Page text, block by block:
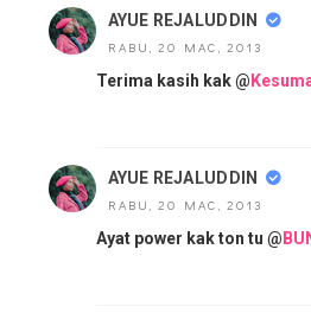
AYUE REJALUDDIN
RABU, 20 MAC, 2013
Terima kasih kak @
AYUE REJALUDDIN
RABU, 20 MAC, 2013
Ayat power kak ton tu @